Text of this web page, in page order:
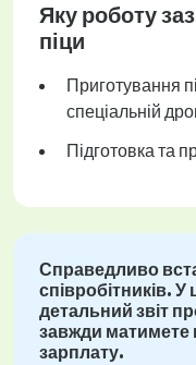
Яку роботу
піци
Приготування
спеціальній
Підготовка та
Справедливо
співробітників.
детальний звіт
завжди матимете
зарплату.